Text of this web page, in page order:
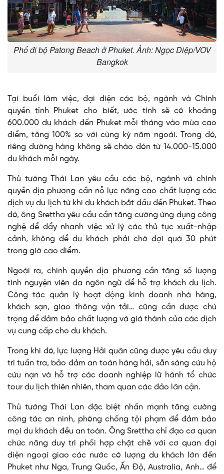
Phố đi bộ Patong Beach ở Phuket. Ảnh: Ngọc Diệp/VOV
Bangkok
Tại buổi làm việc, đại diện các bộ, ngành và Chính
quyền tỉnh Phuket cho biết, ước tính sẽ có khoảng
600.000 du khách đến Phuket mỗi tháng vào mùa cao
điểm, tăng 100% so với cùng kỳ năm ngoái. Trong đó,
riêng đường hàng không sẽ chào đón từ 14.000-15.000
du khách mỗi ngày.
Thủ tướng Thái Lan yêu cầu các bộ, ngành và chính
quyền địa phương cần nỗ lực nâng cao chất lượng các
dịch vụ du lịch từ khi du khách bắt đầu đến Phuket. Theo
đó, ông Srettha yêu cầu cần tăng cường ứng dụng công
nghệ để đẩy nhanh việc xử lý các thủ tục xuất-nhập
cảnh, không để du khách phải chờ đợi quá 30 phút
trong giờ cao điểm.
Ngoài ra, chính quyền địa phương cần tăng số lượng
tình nguyện viên đa ngôn ngữ để hỗ trợ khách du lịch.
Công tác quản lý hoạt động kinh doanh nhà hàng,
khách sạn, giao thông vận tải… cũng cần được chú
trọng để đảm bảo chất lượng và giá thành của các dịch
vụ cung cấp cho du khách.
Trong khi đó, lực lượng Hải quân cũng được yêu cầu duy
trì tuần tra, bảo đảm an toàn hàng hải, sẵn sàng cứu hộ
cứu nạn và hỗ trợ các doanh nghiệp lữ hành tổ chức
tour du lịch thiên nhiên, tham quan các đảo lân cận.
Thủ tướng Thái Lan đặc biệt nhấn mạnh tăng cường
công tác an ninh, phòng chống tội phạm để đảm bảo
mọi du khách đều an toàn. Ông Srettha chỉ đạo cơ quan
chức năng duy trì phối hợp chặt chẽ với cơ quan đại
diện ngoại giao các nước có lượng du khách lớn đến
Phuket như Nga, Trung Quốc, Ấn Độ, Australia, Anh… để